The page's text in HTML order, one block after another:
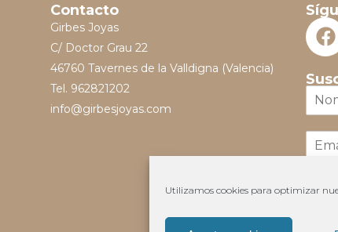
Utilizamos cookies para optimizar
Contacto
Girbes Joyas
C/ Doctor Grau 22
46760 Tavernes de la Valldigna (Valencia)
Tel. 962821202
info@girbesjoyas.com
r
*
m